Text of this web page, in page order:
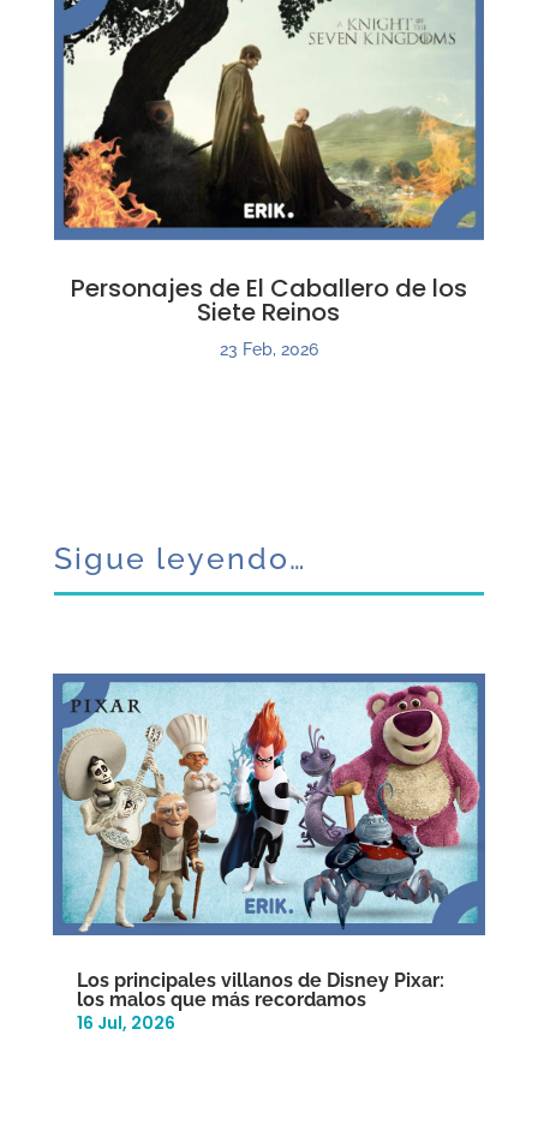
Personajes de El Caballero de los
Siete Reinos
23 Feb, 2026
Sigue leyendo…
Los principales villanos de Disney Pixar:
los malos que más recordamos
16 Jul, 2026